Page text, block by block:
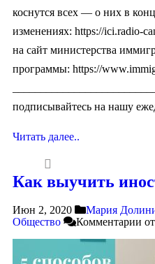
коснутся всех — о них в
изменениях: https://ici.radio-
на сайт министерства
программы: https://
подписывайтесь на нашу
Читать далее..
Как выучить
Июн 2, 2020 Мария
Общество
Комментарии